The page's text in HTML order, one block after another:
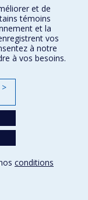
et de
témoins
et la
vos
à notre
à vos besoins.
>
conditions